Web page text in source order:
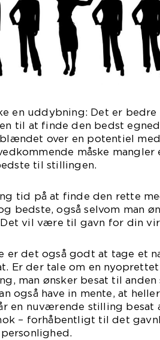
en uddybning: Det er
til at finde den bedst
over en potentiel
måske
til stillingen.
tid på at finde den rette
bedste, også selvom man
vil være til gavn for din
er det også godt at tage et
Er der tale om en
man ønsker besat til
også have in mente, at
en nuværende stilling besat
– forhåbentligt til det